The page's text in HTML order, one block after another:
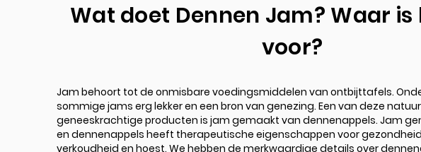
Wat doet Dennen Jam? Waar is
voor?
Jam behoort tot de onmisbare voedingsmiddelen van ontbijttafels.
sommige jams erg lekker en een bron van genezing. Een van deze
geneeskrachtige producten is jam gemaakt van dennenappels. Jam
en dennenappels heeft therapeutische eigenschappen voor
verkoudheid en hoest. We hebben de merkwaardige details over